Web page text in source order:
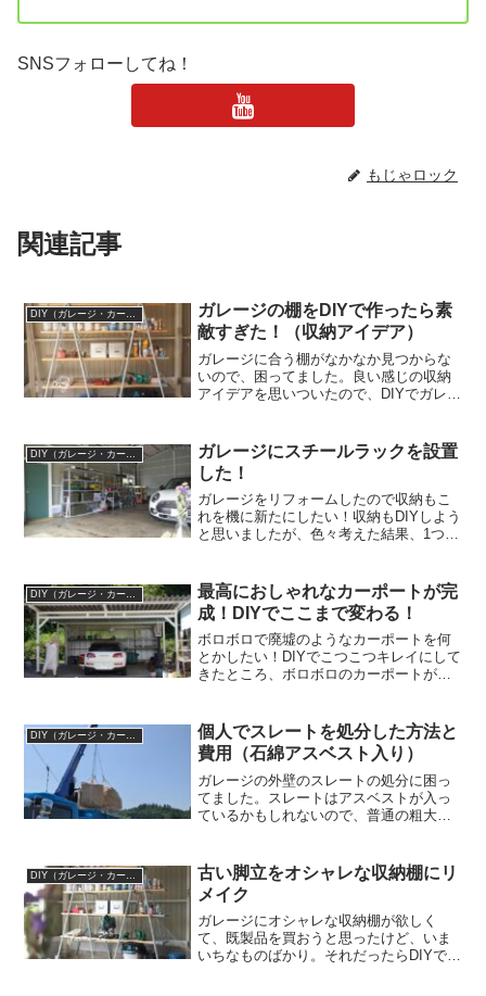
SNSフォローしてね！
もじゃロック
関連記事
ガレージの棚をDIYで作ったら素
敵すぎた！（収納アイデア）
ガレージに合う棚がなかなか見つからな
いので、困ってました。良い感じの収納
アイデアを思いついたので、DIYでガレー
で移住して、家・庭・ガレージをDIYして
いる「もじゃ...
ガレージにスチールラックを設置
した！
ガレージをリフォームしたので収納もこ
れを機に新たにしたい！収納もDIYしよう
と思いましたが、色々考えた結果、1つ目
ジにスチールラックを設置してみよう！
（庭DIY）整地し...
DIY（ガレージ・カーポート）
最高におしゃれなカーポートが完
成！DIYでここまで変わる！
ボロボロで廃墟のようなカーポートを何
とかしたい！DIYでこつこつキレイにして
きたところ、ボロボロのカーポートがお
ポートを作るもじゃロック岐阜の田舎へ
家族で移住して、...
個人でスレートを処分した方法と
費用（石綿アスベスト入り）
ガレージの外壁のスレートの処分に困っ
てました。スレートはアスベストが入っ
ているかもしれないので、普通の粗大ゴ
す！スレートを処分した方法と費用もじ
ゃロック岐阜の田舎へ家族で...
古い脚立をオシャレな収納棚にリ
メイク
ガレージにオシャレな収納棚が欲しく
て、既製品を買おうと思ったけど、いま
いちなものばかり。それだったらDIYで自